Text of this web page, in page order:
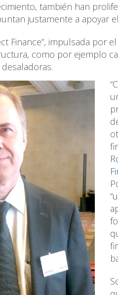
también han
justamente a apoyar
Finance”, impulsada por
como por ejemplo